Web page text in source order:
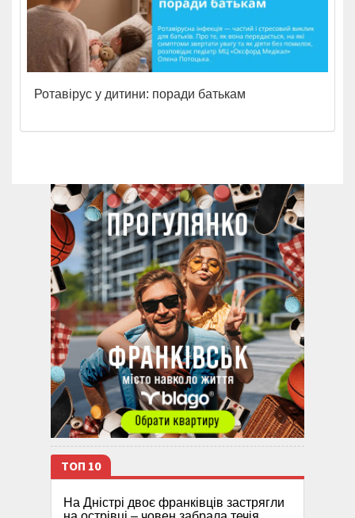
Ротавірус у дитини: поради батькам
ТОП 10
На Дністрі двоє франківців застрягли